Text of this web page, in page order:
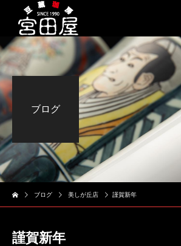
ブログ
ブログ 美しが丘店 謹賀新年
謹賀新年